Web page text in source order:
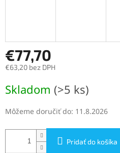
€77,70
€63,20 bez DPH
cena:
Skladom (>5 ks)
Môžeme doručiť do: 11.8.2026
Pridať do košíka